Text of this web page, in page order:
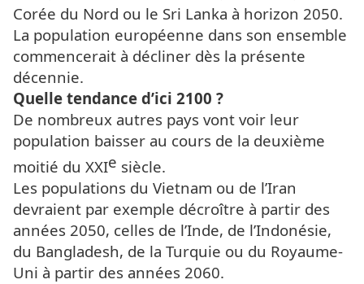
Corée du Nord ou le Sri Lanka à horizon 2050.
La population européenne dans son ensemble
commencerait à décliner dès la présente
décennie.
Quelle tendance d’ici 2100 ?
De nombreux autres pays vont voir leur
population baisser au cours de la deuxième
moitié du XXIe siècle.
Les populations du Vietnam ou de l’Iran
devraient par exemple décroître à partir des
années 2050, celles de l’Inde, de l’Indonésie,
du Bangladesh, de la Turquie ou du Royaume-
Uni à partir des années 2060.